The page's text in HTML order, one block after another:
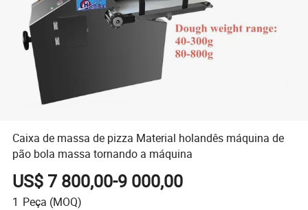
Caixa de massa de pizza Material holandês máquina de
pão bola massa tornando a máquina
US$ 7 800,00-9 000,00
1 Peça (MOQ)